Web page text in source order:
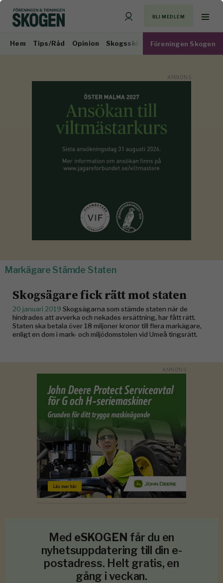
BLI MEDLEM
Hem Tips/Råd Opinion Skogsskötsel Virkesmarknad
Föreningen Skogen
Markägare Stämde Staten
Skogsägare fick rätt mot staten
20 januari 2019 Skogsägarna som stämde staten när de
hindrades att avverka och nekades ersättning, har fått rätt.
Staten ska betala över 18 miljoner kronor till flera markägare,
enligt en dom i mark- och miljödomstolen vid Umeå tingsrätt.
Med eSKOGEN får du en
nyhetsuppdatering till din e-
postadress. Helt gratis, en
gång i veckan.